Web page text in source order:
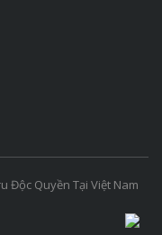
Độc Quyền Tại Việt Nam